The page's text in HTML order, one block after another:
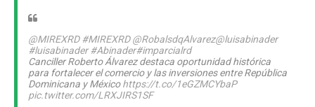
@MIREXRD #MIREXRD @RobalsdqAlvarez@luisabinader
#luisabinader #Abinader#imparcialrd
Canciller Roberto Álvarez destaca oportunidad histórica
para fortalecer el comercio y las inversiones entre República
Dominicana y Méxicohttps://t.co/1eGZMCYbaP
pic.twitter.com/LRXJIRS1SF